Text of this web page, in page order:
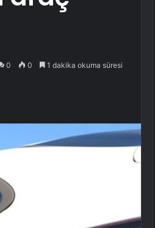
0 0 1 dakika okuma süresi